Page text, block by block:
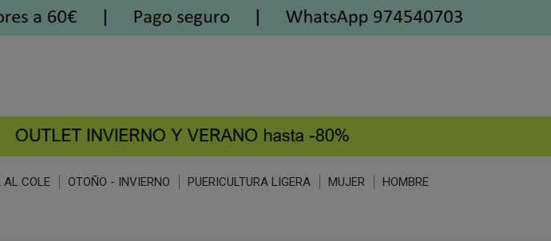
AL COLE OTOÑO - INVIERNO PUERICULTURA LIGERA MUJER HOMBRE